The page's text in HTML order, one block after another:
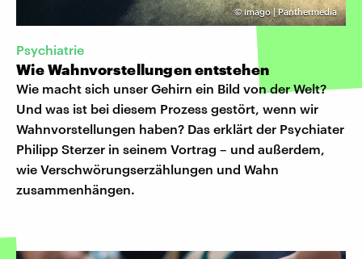
©imago | Panthermedia
Psychiatrie
Wie Wahnvorstellungen entstehen
Wie macht sich unser Gehirn ein Bild von der Welt?
Und was ist bei diesem Prozess gestört, wenn wir
Wahnvorstellungen haben? Das erklärt der Psychiater
Philipp Sterzer in seinem Vortrag – und außerdem,
wie Verschwörungserzählungen und Wahn
zusammenhängen.